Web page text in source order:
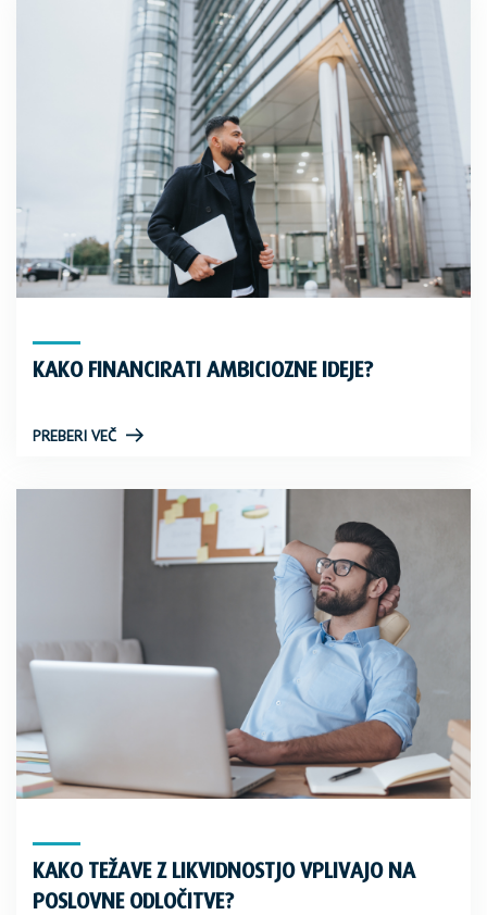
KAKO FINANCIRATI AMBICIOZNE IDEJE?
PREBERI VEČ
KAKO TEŽAVE Z LIKVIDNOSTJO VPLIVAJO NA
POSLOVNE ODLOČITVE?